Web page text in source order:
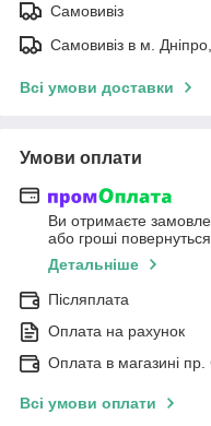
Самовивіз
Самовивіз в м.
Всі умови доставки
Умови оплати
Ви отримаєте
або гроші
Детальніше
Післяплата
Оплата на рахунок
Оплата в магазині
Всі умови оплати